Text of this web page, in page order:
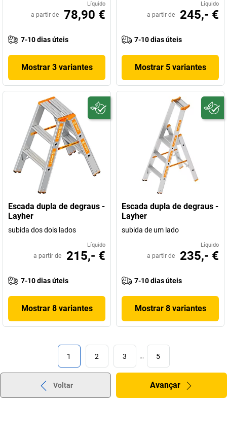
Líquido
a partir de 78,90 €
7-10 dias úteis
Mostrar 3 variantes
Líquido
a partir de 245,- €
7-10 dias úteis
Mostrar 5 variantes
Escada dupla de degraus -
Layher
subida dos dois lados
Líquido
a partir de 215,- €
7-10 dias úteis
Mostrar 8 variantes
Escada dupla de degraus -
Layher
subida de um lado
Líquido
a partir de 235,- €
7-10 dias úteis
Mostrar 8 variantes
1 2 3 … 5
Voltar Avançar